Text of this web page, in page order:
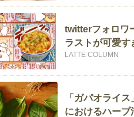
twitterフォロワ
ラストが可愛す
LATTE COLUMN
「ガパオライ
におけるハーブ